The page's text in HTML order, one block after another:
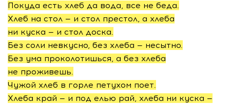
Покуда есть хлеб да вода, все не беда.
Хлеб на стол — и стол престол, а хлеба
ни куска — и стол доска.
Без соли невкусно, без хлеба — несытно.
Без ума проколотишься, а без хлеба
не проживешь.
Чужой хлеб в горле петухом поет.
Хлеба край — и под елью рай, хлеба ни куска —